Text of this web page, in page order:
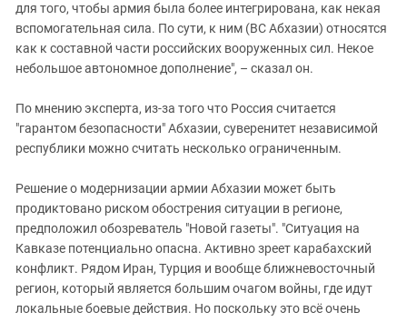
для того, чтобы армия была более интегрирована, как некая
вспомогательная сила. По сути, к ним (ВС Абхазии) относятся
как к составной части российских вооруженных сил. Некое
небольшое автономное дополнение", – сказал он.
По мнению эксперта, из-за того что Россия считается
"гарантом безопасности" Абхазии, суверенитет независимой
республики можно считать несколько ограниченным.
Решение о модернизации армии Абхазии может быть
продиктовано риском обострения ситуации в регионе,
предположил обозреватель "Новой газеты". "Ситуация на
Кавказе потенциально опасна. Активно зреет карабахский
конфликт. Рядом Иран, Турция и вообще ближневосточный
регион, который является большим очагом войны, где идут
локальные боевые действия. Но поскольку это всё очень